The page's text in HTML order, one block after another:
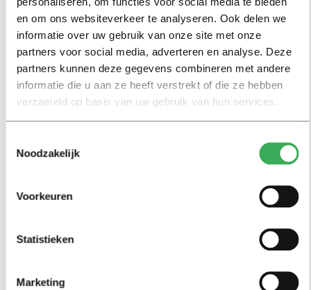
en om ons websiteverkeer te analyseren. Ook delen we
informatie over uw gebruik van onze site met onze
partners voor social media, adverteren en analyse. Deze
partners kunnen deze gegevens combineren met andere
informatie die u aan ze heeft verstrekt of die ze hebben
verzameld op basis van uw gebruik van hun services.
Noodzakelijk
Voorkeuren
Statistieken
Marketing
Eefje Wentelteefje
Lekker dan
20 mei 2019